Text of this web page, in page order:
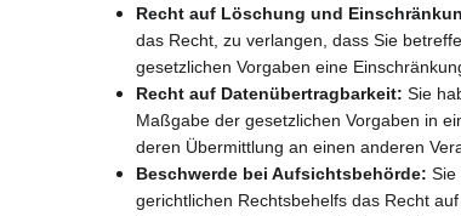
Recht auf Löschung und
das Recht, zu verlangen, dass Sie
gesetzlichen Vorgaben eine
Recht auf Datenübertragbarkeit: Sie
Maßgabe der gesetzlichen Vorgaben in
deren Übermittlung an einen anderen
Beschwerde bei Aufsichtsbehörde: Sie
gerichtlichen Rechtsbehelfs das Recht